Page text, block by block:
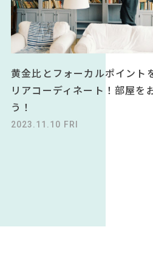
黄金比とフォーカルポイント
リアコーディネート！部屋を
う！
2023.11.10 FRI